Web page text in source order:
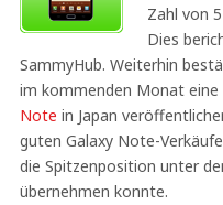
Zahl von
Dies
SammyHub. Weiterhin
im kommenden Monat eine
Note in Japan
guten Galaxy Note-
die Spitzenposition unter
übernehmen konnte.